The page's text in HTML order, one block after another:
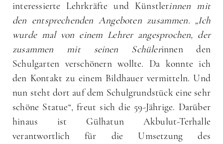
interessierte Lehrkräfte und Künstlerinnen mit
den entsprechenden Angeboten zusammen. „Ich
wurde mal von einem Lehrer angesprochen, der
zusammen mit seinen Schülerinnen den
Schulgarten verschönern wollte. Da konnte ich
den Kontakt zu einem Bildhauer vermitteln. Und
nun steht dort auf dem Schulgrundstück eine sehr
schöne Statue“, freut sich die 59-Jährige. Darüber
hinaus ist Gülhatun Akbulut-Terhalle
verantwortlich für die Umsetzung des